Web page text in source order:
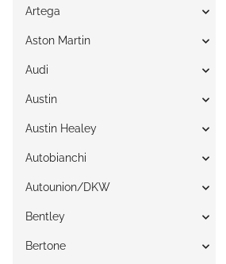
Artega
Aston Martin
Audi
Austin
Austin Healey
Autobianchi
Autounion/DKW
Bentley
Bertone